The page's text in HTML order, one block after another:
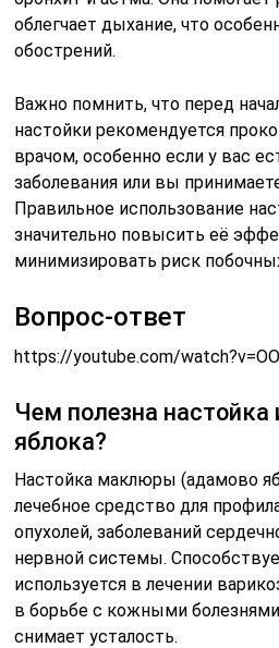
облегчает дыхание, что
обострений.
Важно помнить, что перед
настойки рекомендуется
врачом, особенно если у вас
заболевания или вы
Правильное использование
значительно повысить её
минимизировать риск
Вопрос-ответ
https://youtube.com/
Чем полезна настойка
яблока?
Настойка маклюры (адамово
лечебное средство для
опухолей, заболеваний
нервной системы.
используется в лечении
в борьбе с кожными
снимает усталость.